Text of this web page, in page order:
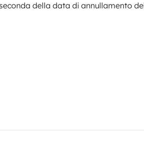
della data di annullamento